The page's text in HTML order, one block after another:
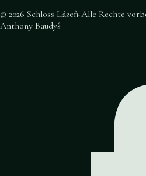
© 2026 Schloss Lázeň-Alle Rechte
Anthony Baudyš